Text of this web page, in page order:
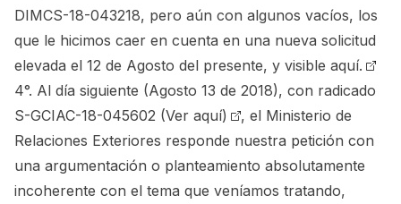
DIMCS-18-043218, pero aún con algunos vacíos, los
que le hicimos caer en cuenta en una nueva solicitud
elevada el 12 de Agosto del presente, y visible aquí.
4°. Al día siguiente (Agosto 13 de 2018), con radicado
S-GCIAC-18-045602 (Ver aquí)
, el Ministerio de
Relaciones Exteriores responde nuestra petición con
una argumentación o planteamiento absolutamente
incoherente con el tema que veníamos tratando,